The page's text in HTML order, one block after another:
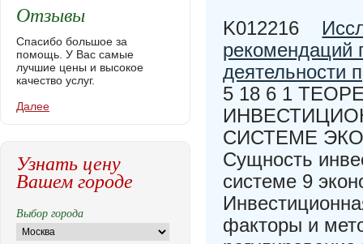
K012216
рекомендаций
деятельности
5 18 6 1
СИСТЕМЕ
Сущность
системе 9
факторы и
Отзывы
Спасибо большое за
помощь. У Вас самые
лучшие цены и высокое
качество услуг.
Далее
Узнать цену
Вашем городе
Выбор города